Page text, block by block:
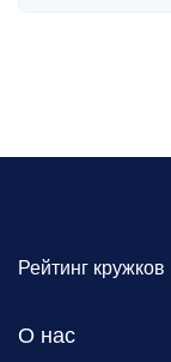
Рейтинг
О нас